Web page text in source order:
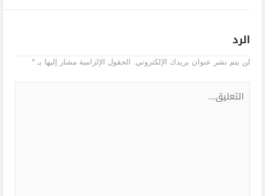
الرد
لن يتم نشر عنوان بريدك الإلكتروني. الحقول الإلزامية مشار إليها بـ*